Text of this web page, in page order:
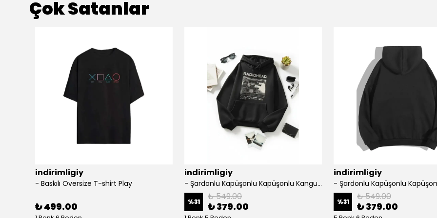
Çok Satanlar
indirimligiy
- Baskılı Oversize T-shirt Play
₺ 499.00
indirimligiy
- Şardonlu Kapüşonlu Kapüşonlu Kanguru Cep Oversize Lastik Paça Sweatshirt Takimi
%31 ₺ 549.00
₺ 379.00
indirimligiy
%31 ₺ 549.00
₺ 379.00